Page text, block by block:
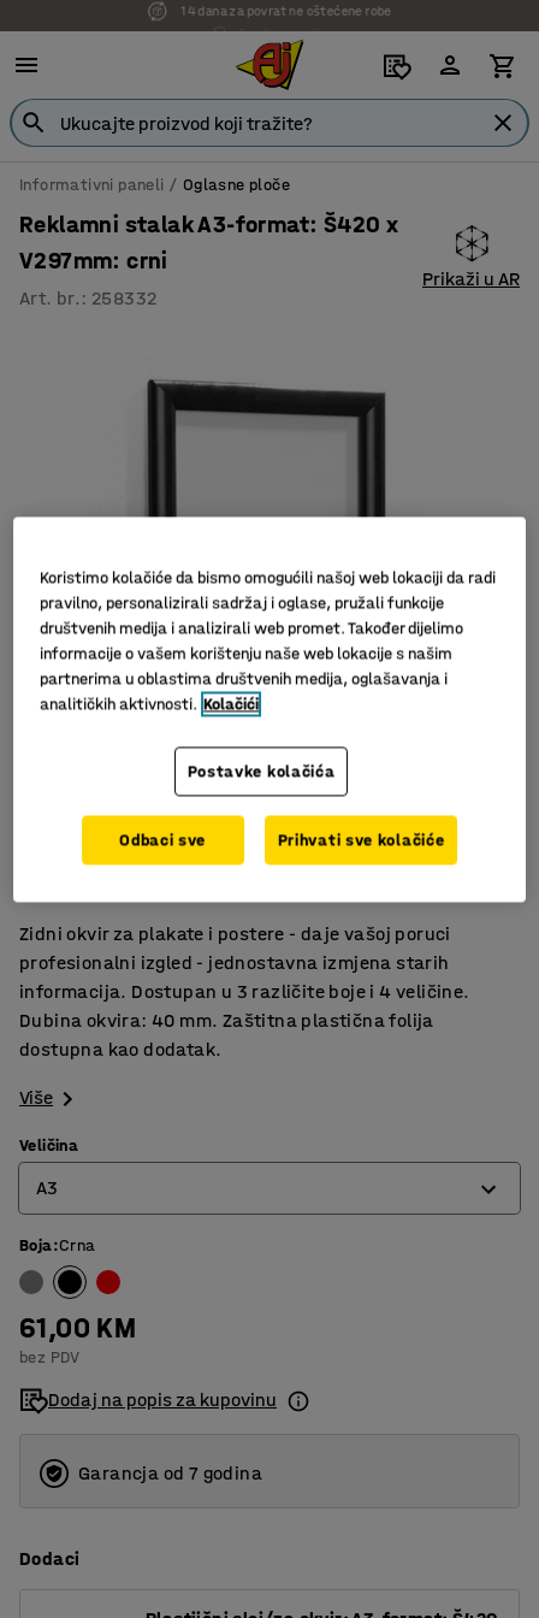
7 godina garancije
Informativni paneli Oglasne ploče
Reklamni stalak A3-format: Š420 x
V297mm: crni
Art. br. : 258332
Prikaži u AR
Zidni okvir
Zidni okvir za plakate i postere - daje vašoj poruci
profesionalni izgled - jednostavna izmjena starih
informacija. Dostupan u 3 različite boje i 4 veličine.
Dubina okvira: 40 mm. Zaštitna plastična folija
dostupna kao dodatak.
Više
Veličina
A3
A3
A4
Boja:Crna
61,00 KM
bez PDV
Dodaj na popis za kupovinu
Garancja od 7 godina
Dodaci
Koristimo kolačiće da bismo omogućili našoj web lokaciji da radi
pravilno, personalizirali sadržaj i oglase, pružali funkcije
društvenih medija i analizirali web promet. Također dijelimo
informacije o vašem korištenju naše web lokacije s našim
partnerima u oblastima društvenih medija, oglašavanja i
analitičkih aktivnosti. Kolačići
Postavke kolačića
Odbaci sve Prihvati sve kolačiće